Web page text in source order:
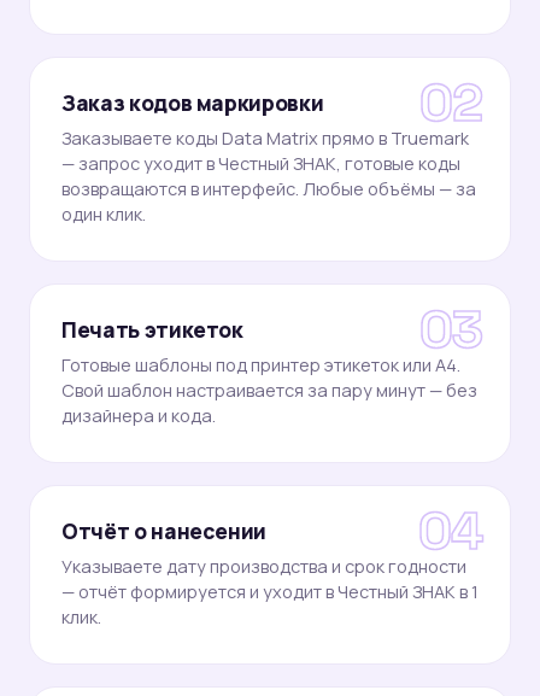
2
Заказ кодов маркировки
Заказываете коды Data Matrix прямо в Truemark
— запрос уходит в Честный ЗНАК, готовые коды
возвращаются в интерфейс. Любые объёмы — за
один клик.
3
Печать этикеток
Готовые шаблоны под принтер этикеток или А4.
Свой шаблон настраивается за пару минут — без
дизайнера и кода.
4
Отчёт о нанесении
Указываете дату производства и срок годности
— отчёт формируется и уходит в Честный ЗНАК в 1
клик.